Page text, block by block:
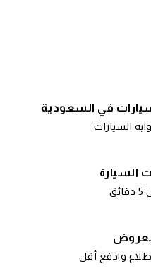
في السعودية
السيارات
السيارة
وادفع أقل